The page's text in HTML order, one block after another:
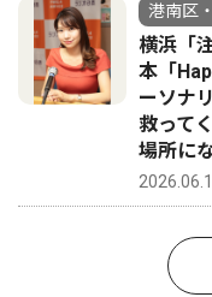
港南区
横浜「
本「
ーソナ
救って
場所に